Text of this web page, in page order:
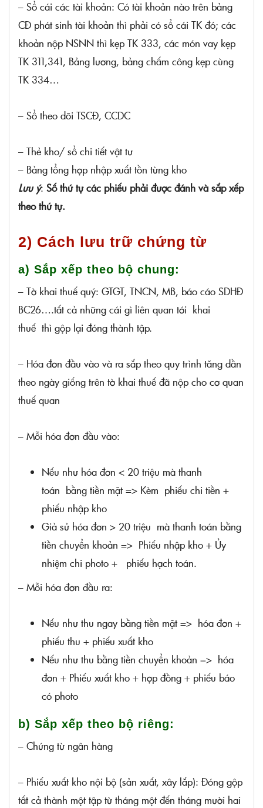
– Sổ cái các tài khoản: Có tài khoản nào trên bảng
CĐ phát sinh tài khoản thì phải có sổ cái TK đó; các
khoản nộp NSNN thì kẹp TK 333, các món vay kẹp
TK 311,341, Bảng lương, bảng chấm công kẹp cùng
TK 334…
– Sổ theo dõi TSCĐ, CCDC
– Thẻ kho/ sổ chi tiết vật tư
– Bảng tổng hợp nhập xuất tồn từng kho
Lưu ý: Số thứ tự các phiếu phải được đánh và sắp xếp
theo thứ tự.
2) Cách lưu trữ chứng từ
a) Sắp xếp theo bộ chung:
– Tờ khai thuế quý: GTGT, TNCN, MB, báo cáo SDHĐ
BC26….tất cả những cái gì liên quan tới khai
thuế thì gộp lại đóng thành tập.
– Hóa đơn đầu vào và ra sắp theo quy trình tăng dần
theo ngày giống trên tờ khai thuế đã nộp cho cơ quan
thuế quan
– Mỗi hóa đơn đầu vào:
Nếu như hóa đơn < 20 triệu mà thanh
toán bằng tiền mặt => Kèm phiếu chi tiền +
phiếu nhập kho
Giả sử hóa đơn > 20 triệu mà thanh toán bằng
tiền chuyển khoản => Phiếu nhập kho + Ủy
nhiệm chi photo + phiếu hạch toán.
– Mỗi hóa đơn đầu ra:
Nếu như thu ngay bằng tiền mặt => hóa đơn +
phiếu thu + phiếu xuất kho
Nếu như thu bằng tiền chuyển khoản => hóa
đơn + Phiếu xuất kho + hợp đồng + phiếu báo
có photo
b) Sắp xếp theo bộ riêng:
– Chứng từ ngân hàng
– Phiếu xuất kho nội bộ (sản xuất, xây lắp): Đóng gộp
tất cả thành một tập từ tháng một đến tháng mười hai